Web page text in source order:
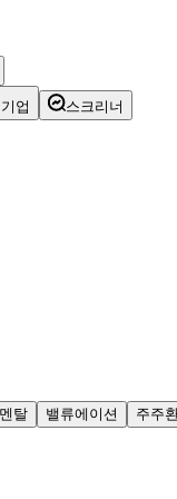
업
스크리너
탈 밸류에이션 주주